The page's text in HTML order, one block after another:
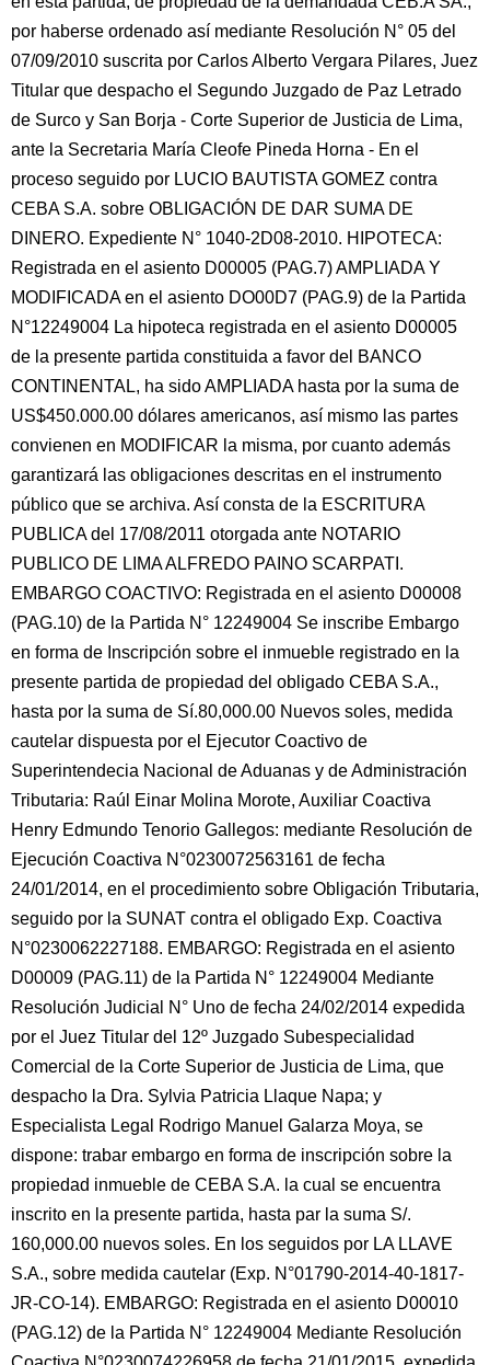
por haberse ordenado así mediante Resolución N° 05 del
07/09/2010 suscrita por Carlos Alberto Vergara Pilares, Juez
Titular que despacho el Segundo Juzgado de Paz Letrado
de Surco y San Borja - Corte Superior de Justicia de Lima,
ante la Secretaria María Cleofe Pineda Horna - En el
proceso seguido por LUCIO BAUTISTA GOMEZ contra
CEBA S.A. sobre OBLIGACIÓN DE DAR SUMA DE
DINERO. Expediente N° 1040-2D08-2010. HIPOTECA:
Registrada en el asiento D00005 (PAG.7) AMPLIADA Y
MODIFICADA en el asiento DO00D7 (PAG.9) de la Partida
N°12249004 La hipoteca registrada en el asiento D00005
de la presente partida constituida a favor del BANCO
CONTINENTAL, ha sido AMPLIADA hasta por la suma de
US$450.000.00 dólares americanos, así mismo las partes
convienen en MODIFICAR la misma, por cuanto además
garantizará las obligaciones descritas en el instrumento
público que se archiva. Así consta de la ESCRITURA
PUBLICA del 17/08/2011 otorgada ante NOTARIO
PUBLICO DE LIMA ALFREDO PAINO SCARPATI.
EMBARGO COACTIVO: Registrada en el asiento D00008
(PAG.10) de la Partida N° 12249004 Se inscribe Embargo
en forma de Inscripción sobre el inmueble registrado en la
presente partida de propiedad del obligado CEBA S.A.,
hasta por la suma de Sí.80,000.00 Nuevos soles, medida
cautelar dispuesta por el Ejecutor Coactivo de
Superintendecia Nacional de Aduanas y de Administración
Tributaria: Raúl Einar Molina Morote, Auxiliar Coactiva
Henry Edmundo Tenorio Gallegos: mediante Resolución de
Ejecución Coactiva N°0230072563161 de fecha
24/01/2014, en el procedimiento sobre Obligación Tributaria,
seguido por la SUNAT contra el obligado Exp. Coactiva
N°0230062227188. EMBARGO: Registrada en el asiento
D00009 (PAG.11) de la Partida N° 12249004 Mediante
Resolución Judicial N° Uno de fecha 24/02/2014 expedida
por el Juez Titular del 12º Juzgado Subespecialidad
Comercial de la Corte Superior de Justicia de Lima, que
despacho la Dra. Sylvia Patricia Llaque Napa; y
Especialista Legal Rodrigo Manuel Galarza Moya, se
dispone: trabar embargo en forma de inscripción sobre la
propiedad inmueble de CEBA S.A. la cual se encuentra
inscrito en la presente partida, hasta par la suma S/.
160,000.00 nuevos soles. En los seguidos por LA LLAVE
S.A., sobre medida cautelar (Exp. N°01790-2014-40-1817-
JR-CO-14). EMBARGO: Registrada en el asiento D00010
(PAG.12) de la Partida N° 12249004 Mediante Resolución